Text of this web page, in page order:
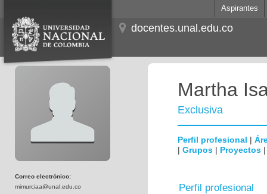
Aspirantes
docentes.unal.edu.co
Correo electrónico:
mimurciaa@unal.edu.co
Martha
Exclusiva
Perfil profesional |
| Grupos | Proyectos
Perfil profesional